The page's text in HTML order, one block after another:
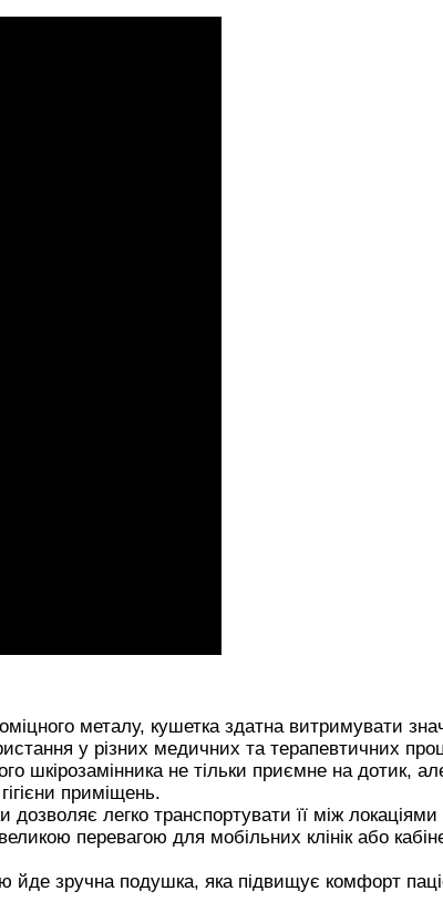
металу, кушетка здатна витримувати
у різних медичних та терапевтичних
шкірозамінника не тільки приємне на дотик,
приміщень.
легко транспортувати її між локаціями
перевагою для мобільних клінік або
зручна подушка, яка підвищує комфорт